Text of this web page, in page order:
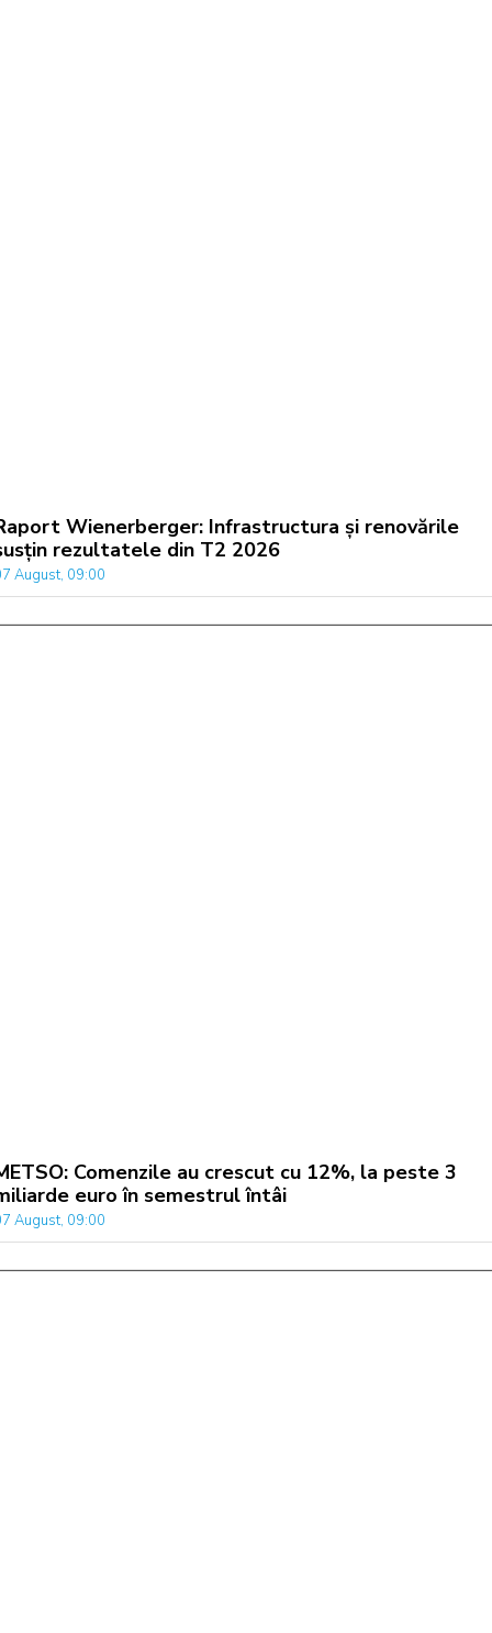
Wienerberger: Infrastructura și renovările
rezultatele din T2 2026
August, 09:00
Comenzile au crescut cu 12%, la peste 3
euro în semestrul întâi
August, 09:00